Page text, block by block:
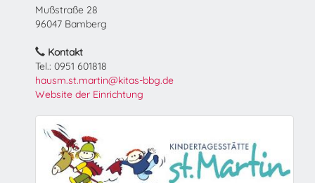
Mußstraße 28
96047 Bamberg
Kontakt
Tel.: 0951 601818
hausm.st.martin@kitas-bbg.de
Website der Einrichtung